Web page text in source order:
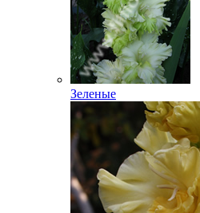
Зеленые